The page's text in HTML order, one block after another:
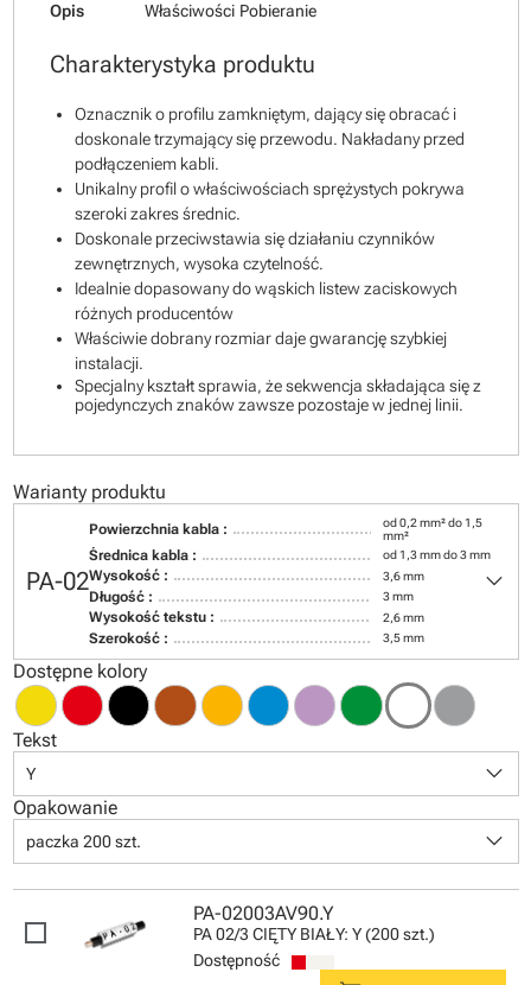
Opis Właściwości Pobieranie
Charakterystyka produktu
Oznacznik o profilu zamkniętym, dający się obracać i
doskonale trzymający się przewodu. Nakładany przed
podłączeniem kabli.
Unikalny profil o właściwościach sprężystych pokrywa
szeroki zakres średnic.
Doskonale przeciwstawia się działaniu czynników
zewnętrznych, wysoka czytelność.
Idealnie dopasowany do wąskich listew zaciskowych
różnych producentów
Właściwie dobrany rozmiar daje gwarancję szybkiej
instalacji.
Specjalny kształt sprawia, że sekwencja składająca się z
pojedynczych znaków zawsze pozostaje w jednej linii.
Warianty produktu
PA-02
Powierzchnia kabla :
od 0,2 mm² do 1,5
mm²
Średnica kabla : od 1,3 mm do 3 mm
Wysokość : 3,6 mm
Długość : 3 mm
Wysokość tekstu : 2,6 mm
Szerokość : 3,5 mm
keyboard_arrow_down
Dostępne kolory
Tekst
Y keyboard_arrow_down
Opakowanie
paczka 200 szt. keyboard_arrow_down
PA-02003AV90.Y
PA 02/3 CIĘTY BIAŁY: Y (200 szt.)
Dostępność